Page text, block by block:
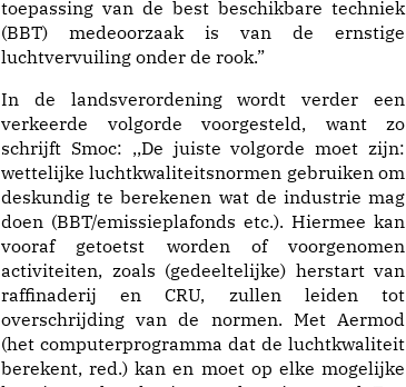
toepassing van de best beschikbare techniek
(BBT) medeoorzaak is van de ernstige
luchtvervuiling onder de rook.”
In de landsverordening wordt verder een
verkeerde volgorde voorgesteld, want zo
schrijft Smoc: ,,De juiste volgorde moet zijn:
wettelijke luchtkwaliteitsnormen gebruiken om
deskundig te berekenen wat de industrie mag
doen (BBT/emissieplafonds etc.). Hiermee kan
vooraf getoetst worden of voorgenomen
activiteiten, zoals (gedeeltelijke) herstart van
raffinaderij en CRU, zullen leiden tot
overschrijding van de normen. Met Aermod
(het computerprogramma dat de luchtkwaliteit
berekent, red.) kan en moet op elke mogelijke